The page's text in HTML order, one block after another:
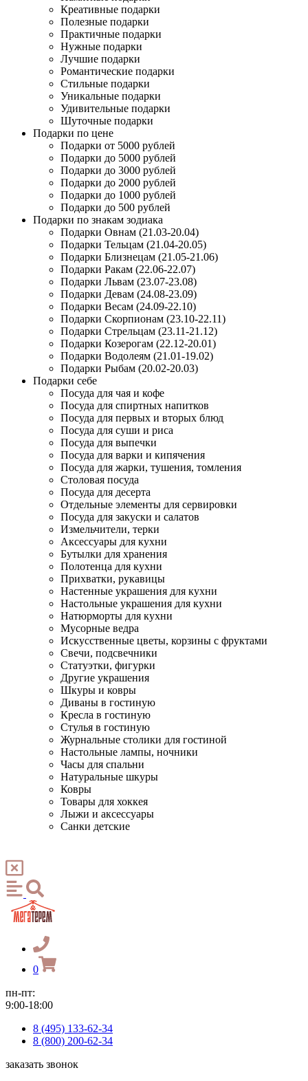
Креативные подарки
Полезные подарки
Практичные подарки
Нужные подарки
Лучшие подарки
Романтические подарки
Стильные подарки
Уникальные подарки
Удивительные подарки
Шуточные подарки
Подарки по цене
Подарки от 5000 рублей
Подарки до 5000 рублей
Подарки до 3000 рублей
Подарки до 2000 рублей
Подарки до 1000 рублей
Подарки до 500 рублей
Подарки по знакам зодиака
Подарки Овнам (21.03-20.04)
Подарки Тельцам (21.04-20.05)
Подарки Близнецам (21.05-21.06)
Подарки Ракам (22.06-22.07)
Подарки Львам (23.07-23.08)
Подарки Девам (24.08-23.09)
Подарки Весам (24.09-22.10)
Подарки Скорпионам (23.10-22.11)
Подарки Стрельцам (23.11-21.12)
Подарки Козерогам (22.12-20.01)
Подарки Водолеям (21.01-19.02)
Подарки Рыбам (20.02-20.03)
Подарки себе
Посуда для чая и кофе
Посуда для спиртных напитков
Посуда для первых и вторых блюд
Посуда для суши и риса
Посуда для выпечки
Посуда для варки и кипячения
Посуда для жарки, тушения, томления
Столовая посуда
Посуда для десерта
Отдельные элементы для сервировки
Посуда для закуски и салатов
Измельчители, терки
Аксессуары для кухни
Бутылки для хранения
Полотенца для кухни
Прихватки, рукавицы
Настенные украшения для кухни
Настольные украшения для кухни
Натюрморты для кухни
Мусорные ведра
Искусственные цветы, корзины с фруктами
Свечи, подсвечники
Статуэтки, фигурки
Другие украшения
Шкуры и ковры
Диваны в гостиную
Кресла в гостиную
Стулья в гостиную
Журнальные столики для гостиной
Настольные лампы, ночники
Часы для спальни
Натуральные шкуры
Ковры
Товары для хоккея
Лыжи и аксессуары
Санки детские
0
пн-пт:
9:00-18:00
8 (495) 133-62-34
8 (800) 200-62-34
заказать звонок